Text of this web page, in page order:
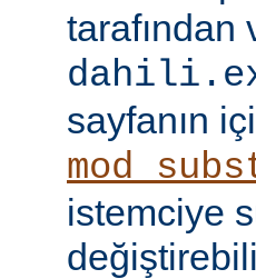
sayfanın
istemciye